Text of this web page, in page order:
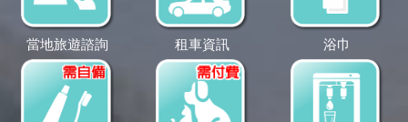
當地旅遊諮詢 租車資訊 浴巾